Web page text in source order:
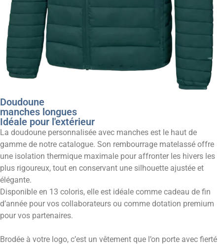
Doudoune
manches longues
Idéale pour l'extérieur
La doudoune personnalisée avec manches est le haut de
gamme de notre catalogue. Son rembourrage matelassé offre
une isolation thermique maximale pour affronter les hivers les
plus rigoureux, tout en conservant une silhouette ajustée et
élégante.
Disponible en 13 coloris, elle est idéale comme cadeau de fin
d’année pour vos collaborateurs ou comme dotation premium
pour vos partenaires.
Brodée à votre logo, c’est un vêtement que l’on porte avec fierté